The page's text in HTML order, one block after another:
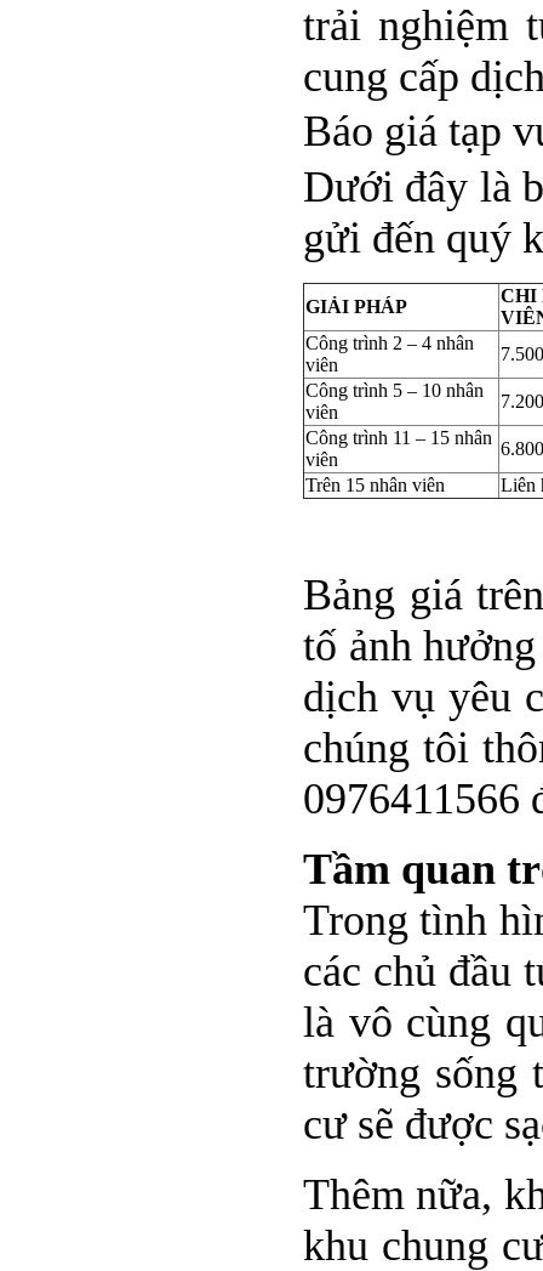
trải nghiệm
cung cấp
Báo giá tạp
Dưới đây là
gửi đến quý
GIẢI PHÁP
CHI
Công trình 2 – 4 nhân
viên
Công trình 5 – 10 nhân
viên
Công trình 11 – 15 nhân
viên
Trên 15 nhân viên
Liên
Bảng giá
tố ảnh
dịch vụ yêu
chúng tôi
0976411566
Tầm quan
Trong tình
các chủ đầu
là vô cùng
trường sống
cư sẽ được
Thêm nữa,
khu chung